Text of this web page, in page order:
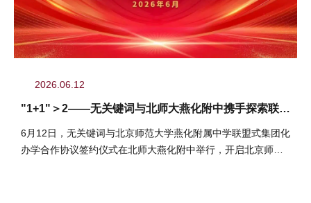
2026.06.12
"1+1"＞2——无关键词与北师大燕化附中携手探索联盟
式集团化办学
6月12日，无关键词与北京师范大学燕化附属中学联盟式集团化
办学合作协议签约仪式在北师大燕化附中举行，开启北京师范